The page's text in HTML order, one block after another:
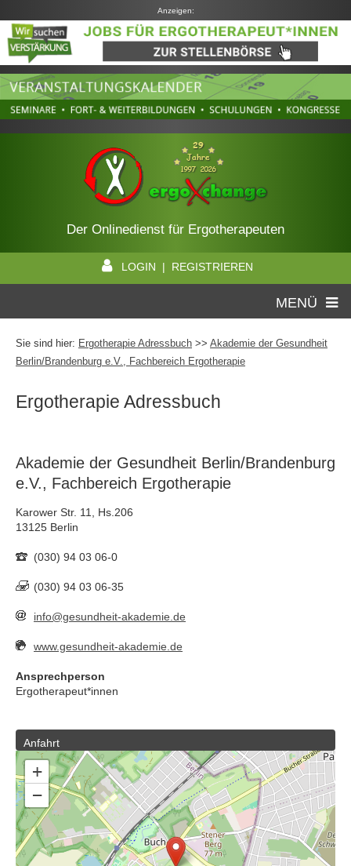
Anzeigen:
Der Onlinedienst für Ergotherapeuten
LOGIN | REGISTRIEREN
MENÜ
Sie sind hier: Ergotherapie Adressbuch >> Akademie der Gesundheit
Berlin/Brandenburg e.V., Fachbereich Ergotherapie
Ergotherapie Adressbuch
Akademie der Gesundheit Berlin/Brandenburg
e.V., Fachbereich Ergotherapie
Karower Str. 11, Hs.206
13125 Berlin
(030) 94 03 06-0
(030) 94 03 06-35
info@gesundheit-akademie.de
www.gesundheit-akademie.de
Ansprechperson
Ergotherapeut*innen
Anfahrt
+
−